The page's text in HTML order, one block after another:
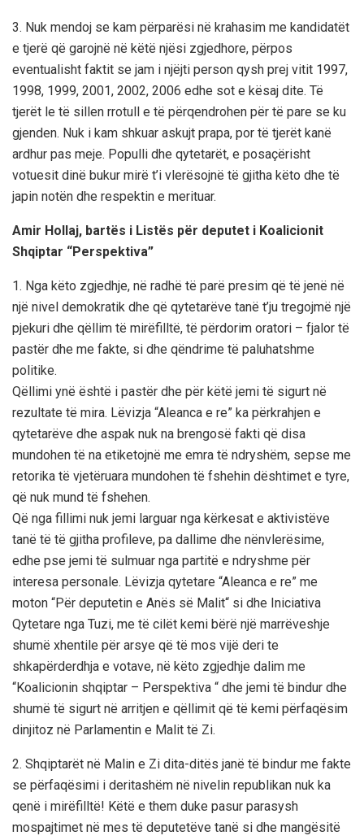
3. Nuk mendoj se kam përparësi në krahasim me kandidatët
e tjerë që garojnë në këtë njësi zgjedhore, përpos
eventualisht faktit se jam i njëjti person qysh prej vitit 1997,
1998, 1999, 2001, 2002, 2006 edhe sot e kësaj dite. Të
tjerët le të sillen rrotull e të përqendrohen për të pare se ku
gjenden. Nuk i kam shkuar askujt prapa, por të tjerët kanë
ardhur pas meje. Populli dhe qytetarët, e posaçërisht
votuesit dinë bukur mirë t’i vlerësojnë të gjitha këto dhe të
japin notën dhe respektin e merituar.
Amir Hollaj, bartës i Listës për deputet i Koalicionit
Shqiptar “Perspektiva”
1. Nga këto zgjedhje, në radhë të parë presim që të jenë në
një nivel demokratik dhe që qytetarëve tanë t’ju tregojmë një
pjekuri dhe qëllim të mirëfilltë, të përdorim oratori – fjalor të
pastër dhe me fakte, si dhe qëndrime të paluhatshme
politike.
Qëllimi ynë është i pastër dhe për këtë jemi të sigurt në
rezultate të mira. Lëvizja “Aleanca e re” ka përkrahjen e
qytetarëve dhe aspak nuk na brengosë fakti që disa
mundohen të na etiketojnë me emra të ndryshëm, sepse me
retorika të vjetëruara mundohen të fshehin dështimet e tyre,
që nuk mund të fshehen.
Që nga fillimi nuk jemi larguar nga kërkesat e aktivistëve
tanë të të gjitha profileve, pa dallime dhe nënvlerësime,
edhe pse jemi të sulmuar nga partitë e ndryshme për
interesa personale. Lëvizja qytetare “Aleanca e re” me
moton “Për deputetin e Anës së Malit“ si dhe Iniciativa
Qytetare nga Tuzi, me të cilët kemi bërë një marrëveshje
shumë xhentile për arsye që të mos vijë deri te
shkapërderdhja e votave, në këto zgjedhje dalim me
“Koalicionin shqiptar – Perspektiva “ dhe jemi të bindur dhe
shumë të sigurt në arritjen e qëllimit që të kemi përfaqësim
dinjitoz në Parlamentin e Malit të Zi.
2. Shqiptarët në Malin e Zi dita-ditës janë të bindur me fakte
se përfaqësimi i deritashëm në nivelin republikan nuk ka
qenë i mirëfilltë! Këtë e them duke pasur parasysh
mospajtimet në mes të deputetëve tanë si dhe mangësitë